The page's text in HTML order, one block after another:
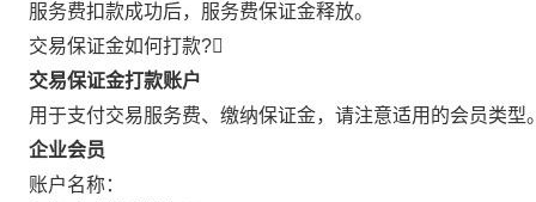
服务费扣款成功后，服务费保证金释放。
交易保证金如何打款?
交易保证金打款账户
用于支付交易服务费、缴纳保证金，请注意适用的会员类型
企业会员
账户名称：